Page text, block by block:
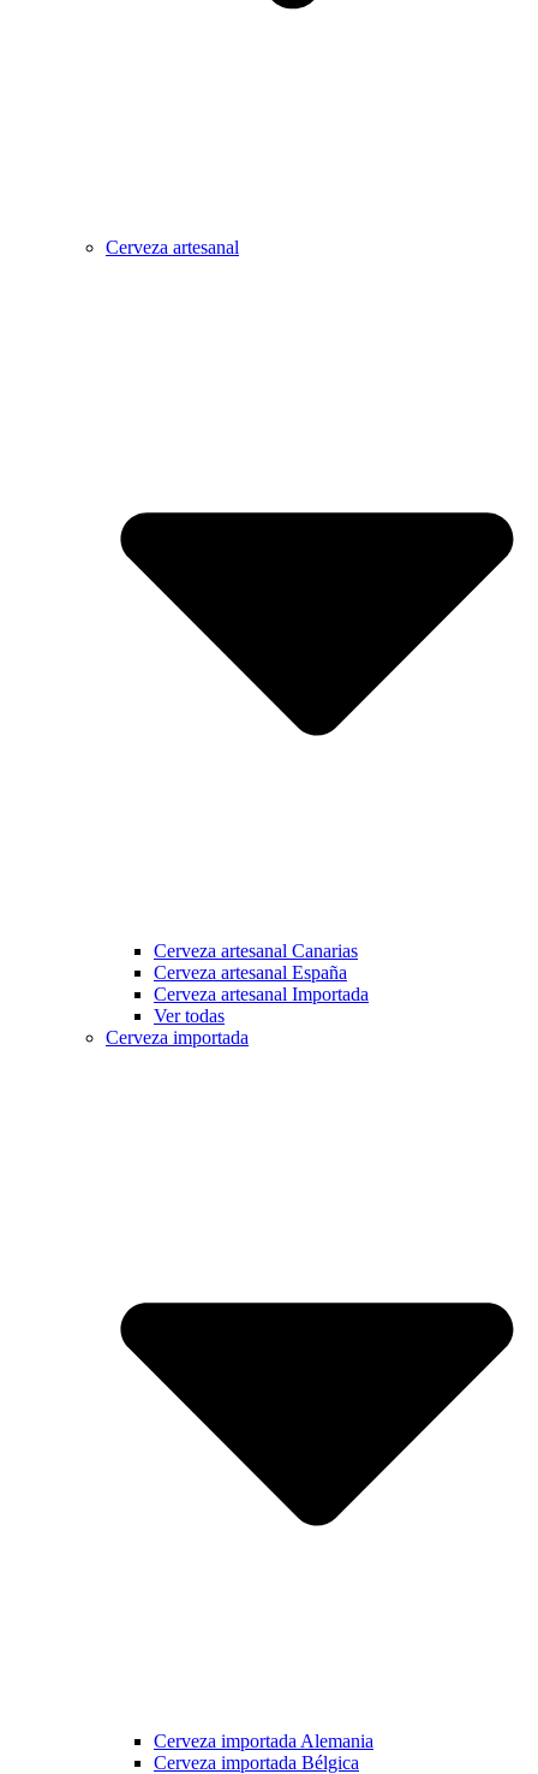
Cerveza artesanal
Cerveza artesanal Canarias
Cerveza artesanal España
Cerveza artesanal Importada
Ver todas
Cerveza importada
Cerveza importada Alemania
Cerveza importada Bélgica